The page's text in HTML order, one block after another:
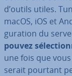
d’outils utiles.
macOS, iOS et
gu­ra­tion du
pouvez
une fois que
serait pourtant